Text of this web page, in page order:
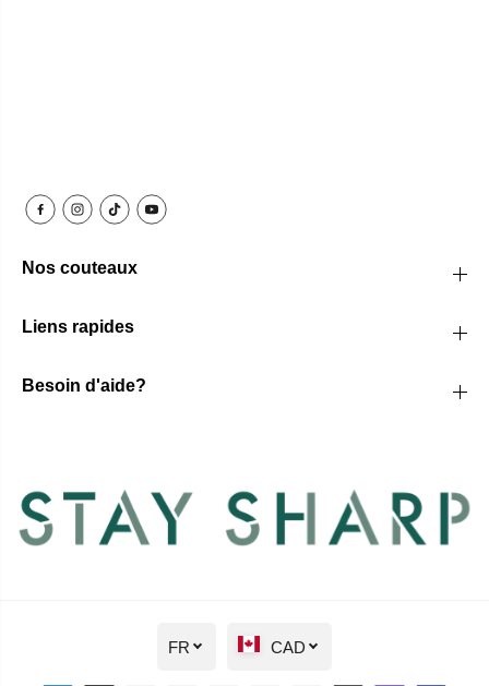
Nos couteaux
Liens rapides
Besoin d'aide?
FR CAD